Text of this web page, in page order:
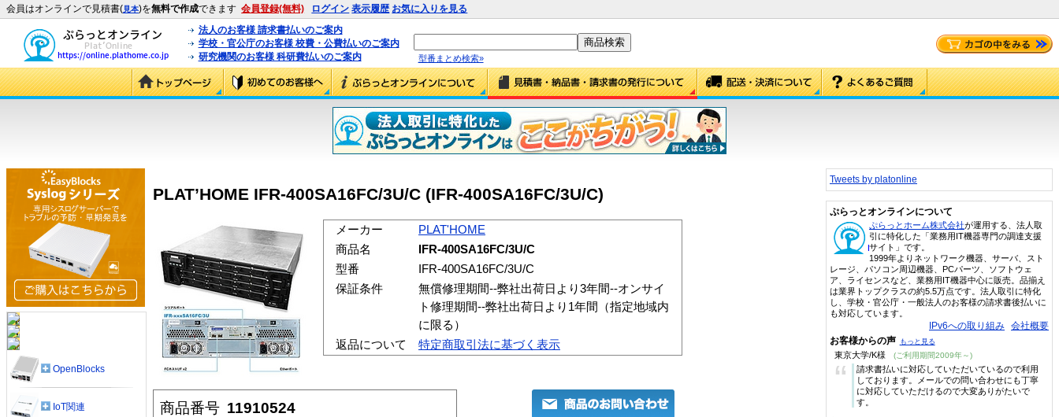
会員はオンラインで見積書(見本)を無料で作成できます 会員登録(無料) ログイン 表示履歴 お気に入りを見る
法人のお客様 請求書払いのご案内
学校・官公庁のお客様 校費・公費払いのご案内
研究機関のお客様 科研費払いのご案内
型番まとめ検索»
PLAT’HOME IFR-400SA16FC/3U/C (IFR-400SA16FC/3U/C)
メーカー
PLAT'HOME
商品名
IFR-400SA16FC/3U/C
型番
IFR-400SA16FC/3U/C
保証条件
無償修理期間--弊社出荷日より3年間--オンサイ
ト修理期間--弊社出荷日より1年間（指定地域内
に限る）
返品について
特定商取引法に基づく表示
商品番号 11910524
OpenBlocks
IoT関連
Tweets by platonline
ぷらっとオンラインについて
ぷらっとホーム株式会社が運用する、法人取
引に特化した「業務用IT機器専門の調達支援
サイト」です。
1999年よりネットワーク機器、サーバ、スト
レージ、パソコン周辺機器、PCパーツ、ソフトウェ
ア、ライセンスなど、業務用IT機器中心に販売。品揃え
は業界トップクラスの約5.5万点です。法人取引に特化
し、学校・官公庁・一般法人のお客様の請求書後払いに
も対応しています。
IPv6への取り組み 会社概要
お客様からの声 もっと見る
東京大学/K様 (ご利用期間2009年～)
“
請求書払いに対応していただいているので利用
しております。メールでの問い合わせにも丁寧
に対応していただけるので大変ありがたいで
す。